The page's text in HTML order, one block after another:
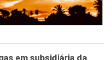
em subsidiária da